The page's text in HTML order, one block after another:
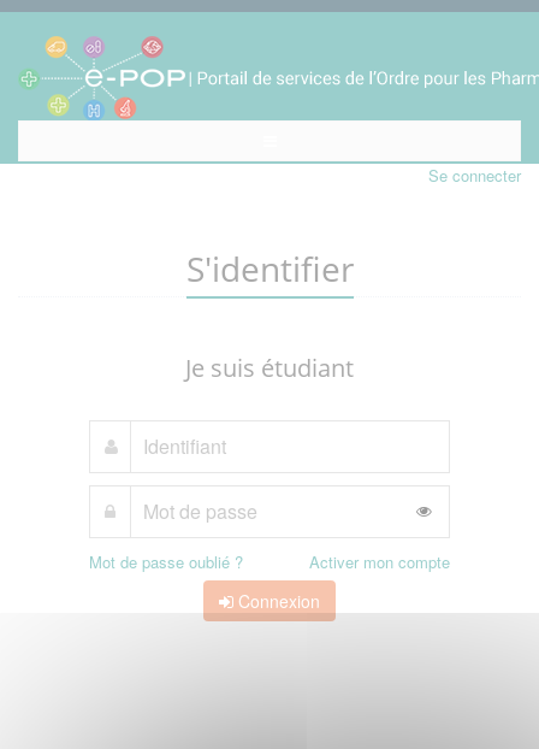
Se connecter
S'identifier
Je suis étudiant
Mot de passe oublié ? Activer mon compte
Connexion